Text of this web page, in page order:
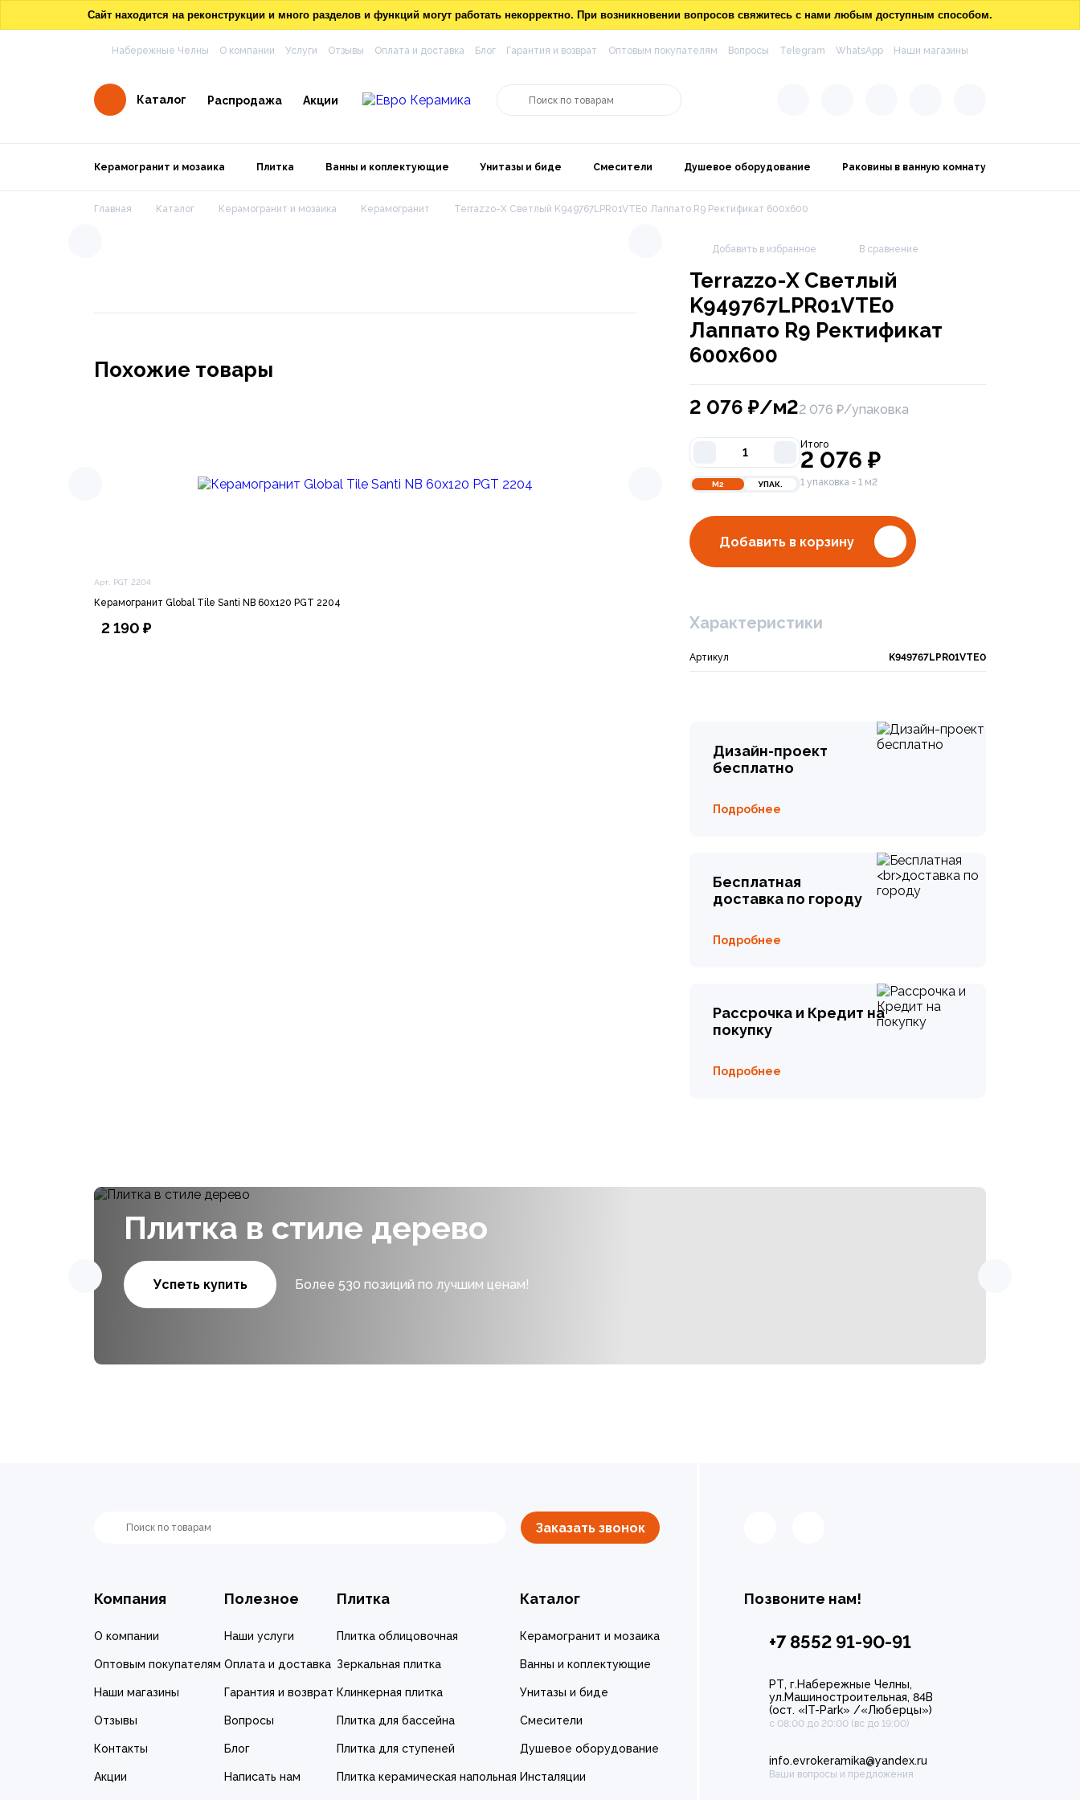
Сайт находится на реконструкции и много разделов и функций могут работать некорректно. При возникновении вопросов свяжитесь с нами любым доступным способом.
Набережные Челны О компании Услуги Отзывы Оплата и доставка Блог Гарантия и возврат Оптовым покупателям Вопросы Telegram WhatsApp Наши магазины
Каталог Распродажа Акции
Керамогранит и мозаика Плитка Ванны и коплектующие Унитазы и биде Смесители Душевое оборудование Раковины в ванную комнату
Главная Каталог Керамогранит и мозаика Керамогранит Terrazzo-X Светлый K949767LPR01VTE0 Лаппато R9 Ректификат 600х600
Похожие товары
Арт. PGT 2204
Керамогранит Global Tile Santi NB 60х120 PGT 2204
2 190 ₽ 2 190 ₽
Добавить в избранное В сравнение
Terrazzo-X Светлый
K949767LPR01VTE0
Лаппато R9 Ректификат
600х600
2 076 ₽/м22 076 ₽/упаковка
М2 УПАК.
Итого
2 076 ₽
1 упаковка = 1 м2
Добавить в корзину
Характеристики
Артикул K949767LPR01VTE0
Дизайн-проект
бесплатно
Подробнее
Бесплатная
доставка по городу
Подробнее
Рассрочка и Кредит на
покупку
Подробнее
Плитка в стиле дерево
Успеть купить Более 530 позиций по лучшим ценам!
Заказать звонок
Компания
О компании
Оптовым покупателям
Наши магазины
Отзывы
Контакты
Акции
Полезное
Наши услуги
Оплата и доставка
Гарантия и возврат
Вопросы
Блог
Написать нам
Плитка
Плитка облицовочная
Зеркальная плитка
Клинкерная плитка
Плитка для бассейна
Плитка для ступеней
Плитка керамическая напольная
Каталог
Керамогранит и мозаика
Ванны и коплектующие
Унитазы и биде
Смесители
Душевое оборудование
Инсталяции
Позвоните нам!
+7 8552 91-90-91
РТ, г.Набережные Челны,
ул.Машиностроительная, 84В
(ост. «IT-Park» /«Люберцы»)
с 08:00 до 20:00 (вс до 19:00)
info.evrokeramika@yandex.ru
Ваши вопросы и предложения